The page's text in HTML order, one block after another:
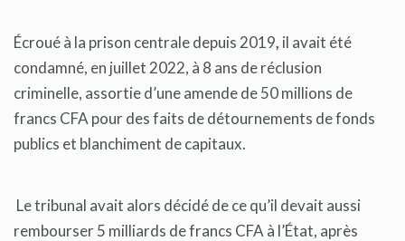
Écroué à la prison centrale depuis 2019, il avait été
condamné, en juillet 2022, à 8 ans de réclusion
criminelle, assortie d’une amende de 50 millions de
francs CFA pour des faits de détournements de fonds
publics et blanchiment de capitaux.
Le tribunal avait alors décidé de ce qu’il devait aussi
rembourser 5 milliards de francs CFA à l’État, après